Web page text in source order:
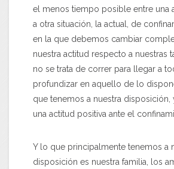
el menos tiempo posible entre una
a otra situación, la actual, de
en la que debemos cambiar
nuestra actitud respecto a nuestras
no se trata de correr para llegar a
profundizar en aquello de lo
que tenemos a nuestra disposición,
una actitud positiva ante el
Y lo que principalmente tenemos a
disposición es nuestra familia, los